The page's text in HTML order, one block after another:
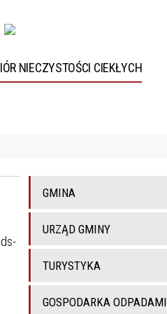
NIECZYSTOŚCI CIEKŁYCH
GMINA
URZĄD GMINY
TURYSTYKA
GOSPODARKA ODPADAMI